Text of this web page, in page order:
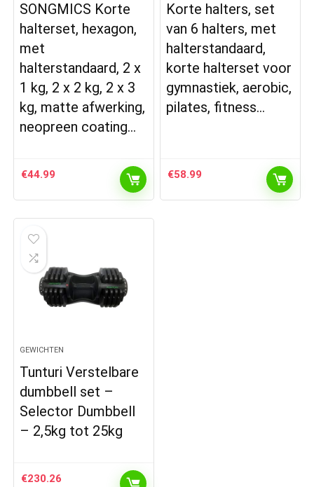
SONGMICS Korte
halterset, hexagon,
met
halterstandaard, 2 x
1 kg, 2 x 2 kg, 2 x 3
kg, matte afwerking,
neopreen coating…
€44.99
Korte halters, set
van 6 halters, met
halterstandaard,
korte halterset voor
gymnastiek, aerobic,
pilates, fitness…
€58.99
GEWICHTEN
Tunturi Verstelbare
dumbbell set –
Selector Dumbbell
– 2,5kg tot 25kg
€230.26